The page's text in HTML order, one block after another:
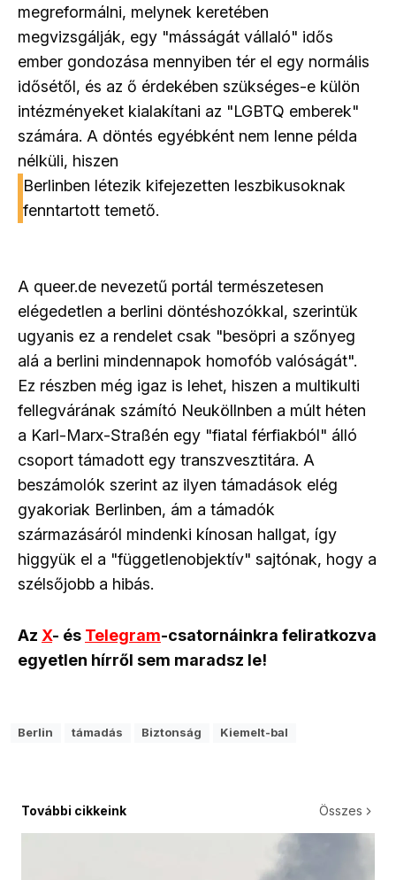
megreformálni, melynek keretében
megvizsgálják, egy "másságát vállaló" idős
ember gondozása mennyiben tér el egy normális
idősétől, és az ő érdekében szükséges-e külön
intézményeket kialakítani az "LGBTQ emberek"
számára. A döntés egyébként nem lenne példa
nélküli, hiszen
Berlinben létezik kifejezetten leszbikusoknak
fenntartott temető.
A queer.de nevezetű portál természetesen
elégedetlen a berlini döntéshozókkal, szerintük
ugyanis ez a rendelet csak "besöpri a szőnyeg
alá a berlini mindennapok homofób valóságát".
Ez részben még igaz is lehet, hiszen a multikulti
fellegvárának számító Neuköllnben a múlt héten
a Karl-Marx-Straßén egy "fiatal férfiakból" álló
csoport támadott egy transzvesztitára. A
beszámolók szerint az ilyen támadások elég
gyakoriak Berlinben, ám a támadók
származásáról mindenki kínosan hallgat, így
higgyük el a "függetlenobjektív" sajtónak, hogy a
szélsőjobb a hibás.
Az X- és Telegram-csatornáinkra feliratkozva
egyetlen hírről sem maradsz le!
Berlin támadás Biztonság Kiemelt-bal
További cikkeink Összes